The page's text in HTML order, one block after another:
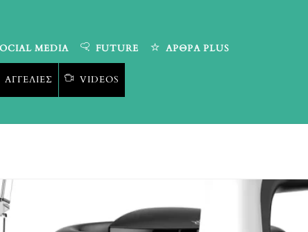
MEDIA FUTURE ΆΡΘΡΑ PLUS
ΑΓΓΕΛΊΕΣ VIDEOS